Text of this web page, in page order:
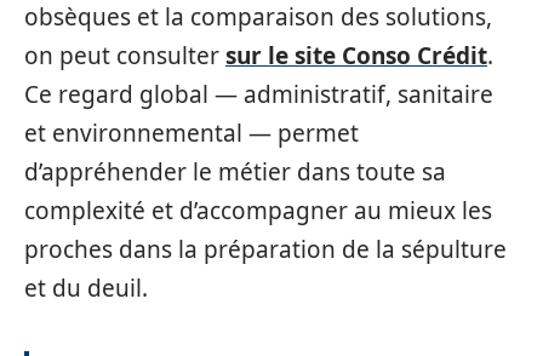
obsèques et la comparaison des solutions,
on peut consultersur le site Conso Crédit.
Ce regard global — administratif, sanitaire
et environnemental — permet
d’appréhender le métier dans toute sa
complexité et d’accompagner au mieux les
proches dans la préparation de la sépulture
et du deuil.